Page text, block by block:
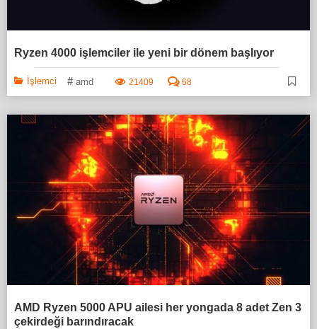
Ryzen 4000 işlemciler ile yeni bir dönem başlıyor
İşlemci # amd 21409 68
AMD Ryzen 5000 APU ailesi her yongada 8 adet Zen 3
çekirdeği barındıracak